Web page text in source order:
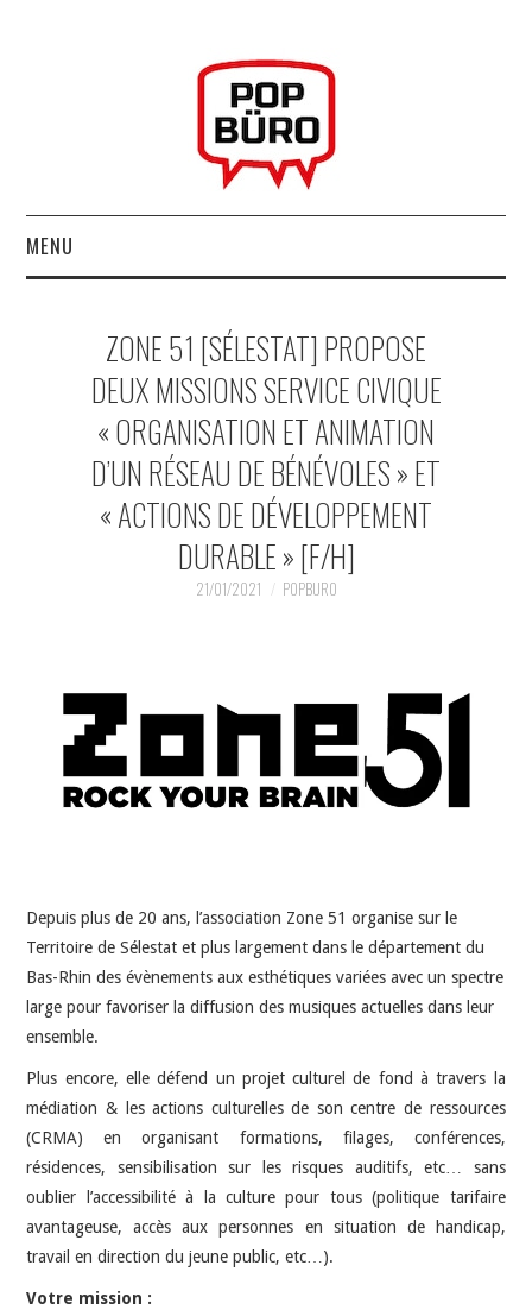
MENU
MUSIQUESACTUELLES.NET
GABBA GABBA HEY !
LES LABELS
ZONE 51 [SÉLESTAT] PROPOSE
DEUX MISSIONS SERVICE CIVIQUE
« ORGANISATION ET ANIMATION
D’UN RÉSEAU DE BÉNÉVOLES » ET
« ACTIONS DE DÉVELOPPEMENT
DURABLE » [F/H]
21/01/2021 POPBURO
Depuis plus de 20 ans, l’association Zone 51 organise sur le
Territoire de Sélestat et plus largement dans le département du
Bas-Rhin des évènements aux esthétiques variées avec un spectre
large pour favoriser la diffusion des musiques actuelles dans leur
ensemble.
Plus encore, elle défend un projet culturel de fond à travers la
médiation & les actions culturelles de son centre de ressources
(CRMA) en organisant formations, filages, conférences,
résidences, sensibilisation sur les risques auditifs, etc… sans
oublier l’accessibilité à la culture pour tous (politique tarifaire
avantageuse, accès aux personnes en situation de handicap,
travail en direction du jeune public, etc…).
Votre mission :